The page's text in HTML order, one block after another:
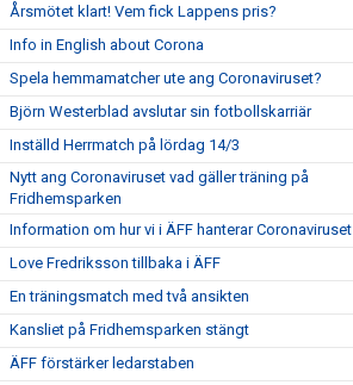
Årsmötet klart! Vem fick Lappens pris?
Info in English about Corona
Spela hemmamatcher ute ang Coronaviruset?
Björn Westerblad avslutar sin fotbollskarriär
Inställd Herrmatch på lördag 14/3
Nytt ang Coronaviruset vad gäller träning på
Fridhemsparken
Information om hur vi i ÄFF hanterar Coronaviruset
Love Fredriksson tillbaka i ÄFF
En träningsmatch med två ansikten
Kansliet på Fridhemsparken stängt
ÄFF förstärker ledarstaben